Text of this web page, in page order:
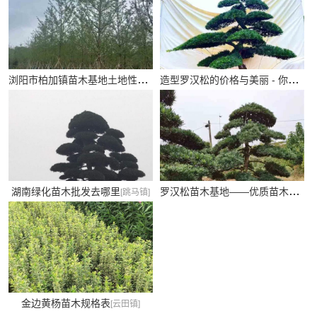
浏阳市柏加镇苗木基地土地性质[柏加镇] 造型罗汉松的价格与美丽 - 你值得拥有
湖南绿化苗木批发去哪里 [跳马镇] 罗汉松苗木基地——优质苗木的培育与供应
金边黄杨苗木规格表 [云田镇]